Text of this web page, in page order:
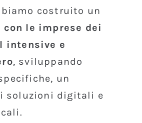
costruito un
le imprese dei
intensive e
, sviluppando
un
soluzioni digitali e